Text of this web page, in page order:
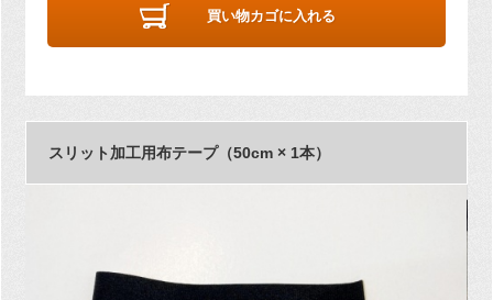
買い物カゴに入れる
スリット加工用布テープ（50cm × 1本）